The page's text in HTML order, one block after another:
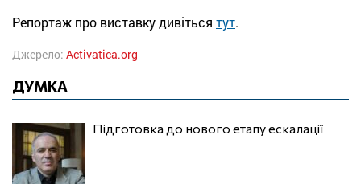
Репортаж про виставку дивіться тут.
Джерело: Activatica.org
ДУМКА
Підготовка до нового етапу ескалації